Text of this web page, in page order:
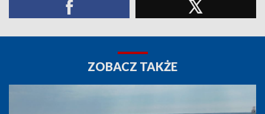
ZOBACZ TAKŻE